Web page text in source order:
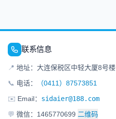
联系信息
📍 地址：大连保税区中轻大厦8号楼
📞 电话：
（0411）87573851
✉️ Email： sidaier@188.com
💬 微信：1465770699 二维码